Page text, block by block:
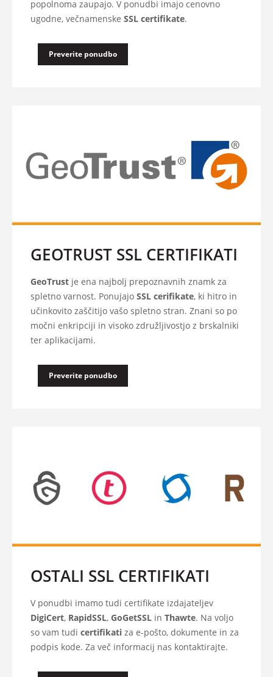
popolnoma zaupajo. V ponudbi imajo cenovno
ugodne, večnamenske SSL certifikate.
Preverite ponudbo
GEOTRUST SSL CERTIFIKATI
GeoTrust je ena najbolj prepoznavnih znamk za
spletno varnost. Ponujajo SSL cerifikate, ki hitro in
učinkovito zaščitijo vašo spletno stran. Znani so po
močni enkripciji in visoko združljivostjo z brskalniki
ter aplikacijami.
Preverite ponudbo
OSTALI SSL CERTIFIKATI
V ponudbi imamo tudi certifikate izdajateljev
DigiCert, RapidSSL, GoGetSSL in Thawte. Na voljo
so vam tudi certifikati za e-pošto, dokumente in za
podpis kode. Za več informacij nas kontaktirajte.